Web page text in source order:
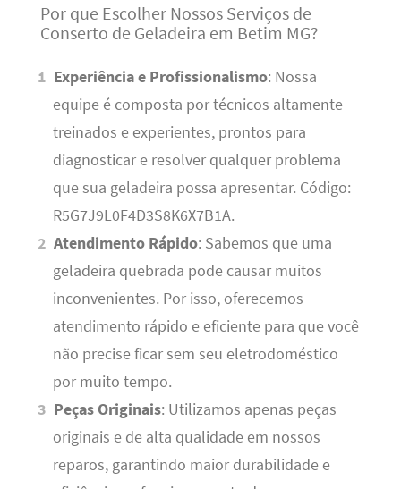
Por que Escolher Nossos Serviços de
Conserto de Geladeira em Betim MG?
Experiência e Profissionalismo: Nossa
equipe é composta por técnicos altamente
treinados e experientes, prontos para
diagnosticar e resolver qualquer problema
que sua geladeira possa apresentar. Código:
R5G7J9L0F4D3S8K6X7B1A.
Atendimento Rápido: Sabemos que uma
geladeira quebrada pode causar muitos
inconvenientes. Por isso, oferecemos
atendimento rápido e eficiente para que você
não precise ficar sem seu eletrodoméstico
por muito tempo.
Peças Originais: Utilizamos apenas peças
originais e de alta qualidade em nossos
reparos, garantindo maior durabilidade e